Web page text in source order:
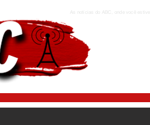
As notícias do ABC, onde você estiver